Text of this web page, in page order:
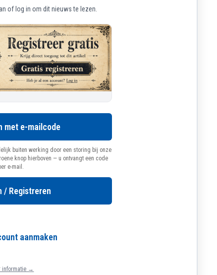
of log in om dit nieuws te lezen.
met e-mailcode
buiten werking door een storing bij onze
knop hierboven — u ontvangt een code
e-mail.
/ Registreren
aanmaken
informatie →